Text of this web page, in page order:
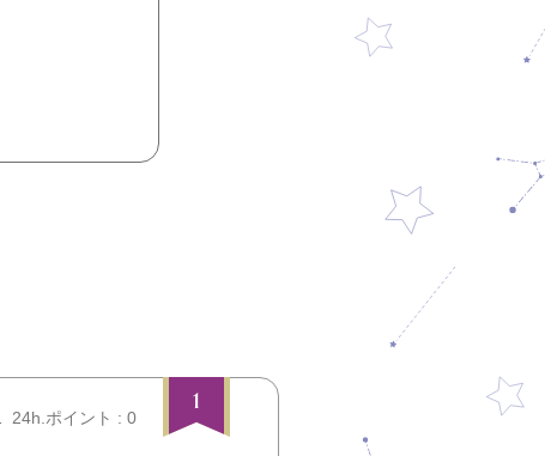
1
24h.ポイント : 0